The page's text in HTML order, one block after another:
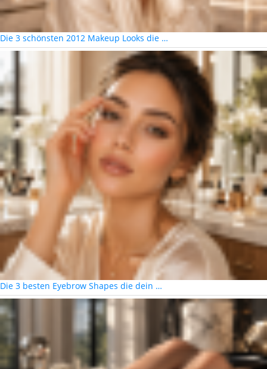
Die 3 schönsten 2012 Makeup Looks die …
Die 3 besten Eyebrow Shapes die dein …